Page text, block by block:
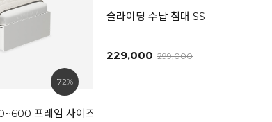
72%
프레임 사이즈선택
슬라이딩 수납 침대 SS
229,000 299,000